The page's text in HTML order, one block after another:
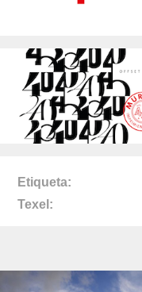
Etiqueta
Texel